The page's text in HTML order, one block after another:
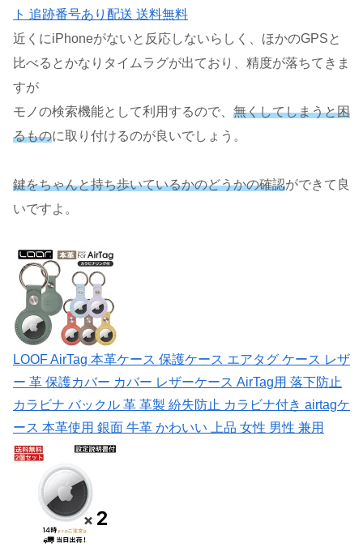
ト 追跡番号あり配送 送料無料
近くにiPhoneがないと反応しないらしく、ほかのGPSと
比べるとかなりタイムラグが出ており、精度が落ちてきま
すが
モノの検索機能として利用するので、 無くしてしまうと困
るものに取り付けるのが良いでしょう。
鍵をちゃんと持ち歩いているかのどうかの確認ができて良
いですよ。
LOOF AirTag 本革ケース 保護ケース エアタグ ケース レザ
ー 革 保護カバー カバー レザーケース AirTag用 落下防止
カラビナ バックル 革 革製 紛失防止 カラビナ付き airtagケ
ース 本革使用 銀面 牛革 かわいい 上品 女性 男性 兼用